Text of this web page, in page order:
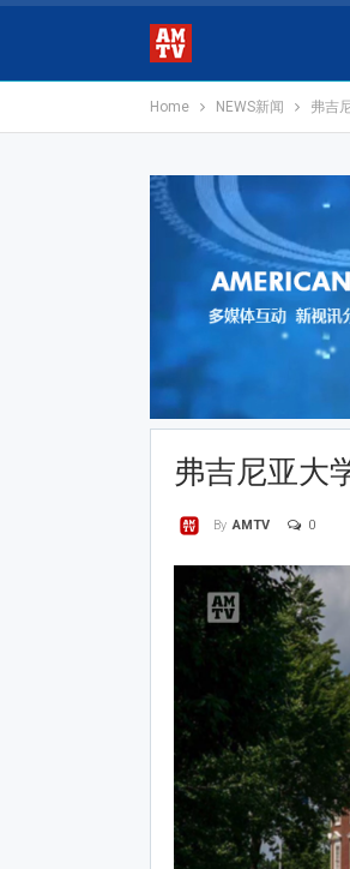
Home NEWS新闻 弗吉
弗吉尼亚大
By AMTV 0